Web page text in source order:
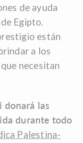
de ayuda
Egipto.
están
a los
necesitan
donará las
durante todo
Palestina-